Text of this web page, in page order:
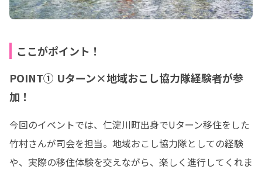
ここがポイント！
POINT① Uターン×地域おこし協力隊経験者が参
加！
今回のイベントでは、仁淀川町出身でUターン移住をした
竹村さんが司会を担当。地域おこし協力隊としての経験
や、実際の移住体験を交えながら、楽しく進行してくれま